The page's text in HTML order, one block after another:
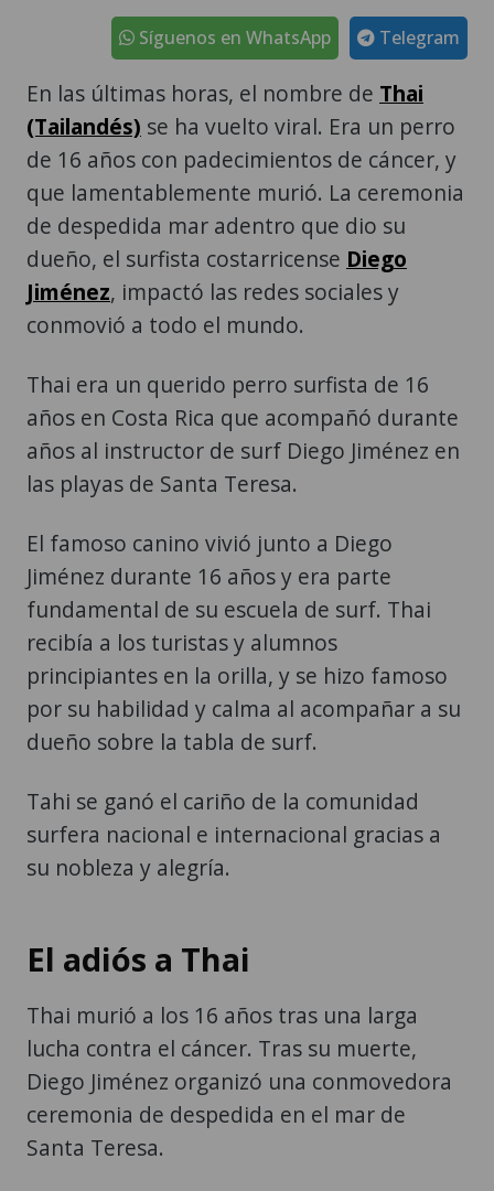
Telegram
Síguenos en WhatsApp
En las últimas horas, el nombre de Thai
(Tailandés) se ha vuelto viral. Era un perro
de 16 años con padecimientos de cáncer, y
que lamentablemente murió. La ceremonia
de despedida mar adentro que dio su
dueño, el surfista costarricense Diego
Jiménez, impactó las redes sociales y
conmovió a todo el mundo.
Thai era un querido perro surfista de 16
años en Costa Rica que acompañó durante
años al instructor de surf Diego Jiménez en
las playas de Santa Teresa.
El famoso canino vivió junto a Diego
Jiménez durante 16 años y era parte
fundamental de su escuela de surf. Thai
recibía a los turistas y alumnos
principiantes en la orilla, y se hizo famoso
por su habilidad y calma al acompañar a su
dueño sobre la tabla de surf.
Tahi se ganó el cariño de la comunidad
surfera nacional e internacional gracias a
su nobleza y alegría.
El adiós a Thai
Thai murió a los 16 años tras una larga
lucha contra el cáncer. Tras su muerte,
Diego Jiménez organizó una conmovedora
ceremonia de despedida en el mar de
Santa Teresa.